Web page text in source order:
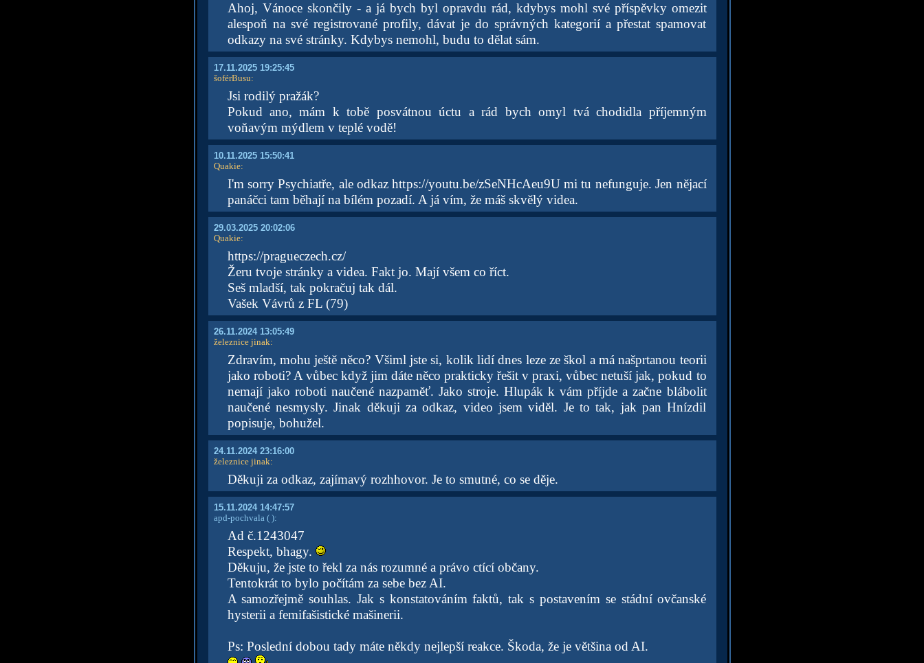
Ahoj, Vánoce skončily - a já bych byl opravdu rád, kdybys mohl své příspěvky omezit
alespoň na své registrované profily, dávat je do správných kategorií a přestat spamovat
odkazy na své stránky. Kdybys nemohl, budu to dělat sám.
17.11.2025 19:25:45
šoférBusu:
Jsi rodilý pražák?
Pokud ano, mám k tobě posvátnou úctu a rád bych omyl tvá chodidla příjemným
voňavým mýdlem v teplé vodě!
10.11.2025 15:50:41
Quakie:
I'm sorry Psychiatře, ale odkaz https://youtu.be/zSeNHcAeu9U mi tu nefunguje. Jen nějací
panáčci tam běhají na bílém pozadí. A já vím, že máš skvělý videa.
29.03.2025 20:02:06
Quakie:
https://pragueczech.cz/
Žeru tvoje stránky a videa. Fakt jo. Mají všem co říct.
Seš mladší, tak pokračuj tak dál.
Vašek Vávrů z FL (79)
26.11.2024 13:05:49
železnice jinak:
Zdravím, mohu ještě něco? Všiml jste si, kolik lidí dnes leze ze škol a má našprtanou teorii
jako roboti? A vůbec když jim dáte něco prakticky řešit v praxi, vůbec netuší jak, pokud to
nemají jako roboti naučené nazpaměť. Jako stroje. Hlupák k vám příjde a začne blábolit
naučené nesmysly. Jinak děkuji za odkaz, video jsem viděl. Je to tak, jak pan Hnízdil
popisuje, bohužel.
24.11.2024 23:16:00
železnice jinak:
Děkuji za odkaz, zajímavý rozhhovor. Je to smutné, co se děje.
15.11.2024 14:47:57
apd-pochvala( ):
Ad č.1243047
Respekt, bhagy.
Děkuju, že jste to řekl za nás rozumné a právo ctící občany.
Tentokrát to bylo počítám za sebe bez AI.
A samozřejmě souhlas. Jak s konstatováním faktů, tak s postavením se stádní ovčanské
hysterii a femifašistické mašinerii.
Ps: Poslední dobou tady máte někdy nejlepší reakce. Škoda, že je většina od AI.